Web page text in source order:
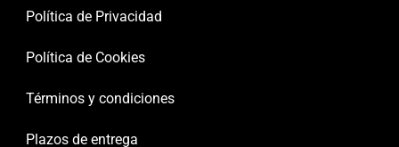
Política de Privacidad
Política de Cookies
Términos y condiciones
Plazos de entrega